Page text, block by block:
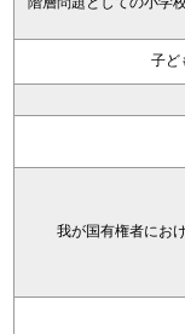
子ど
我が国有権者にお